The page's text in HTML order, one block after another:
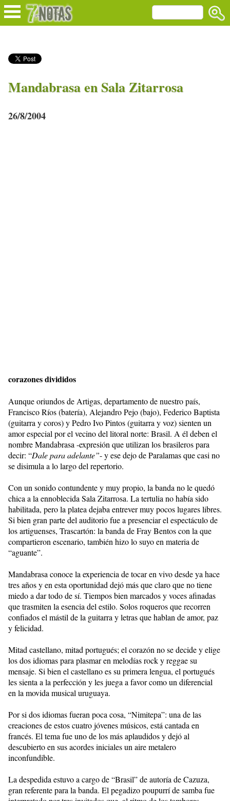
Mandabrasa en Sala Zitarrosa
26/8/2004
corazones divididos
Aunque oriundos de Artigas, departamento de nuestro país,
Francisco Ríos (batería), Alejandro Pejo (bajo), Federico Baptista
(guitarra y coros) y Pedro Ivo Pintos (guitarra y voz) sienten un
amor especial por el vecino del litoral norte: Brasil. A él deben el
nombre Mandabrasa -expresión que utilizan los brasileros para
decir: “Dale para adelante”- y ese dejo de Paralamas que casi no
se disimula a lo largo del repertorio.
Con un sonido contundente y muy propio, la banda no le quedó
chica a la ennoblecida Sala Zitarrosa. La tertulia no había sido
habilitada, pero la platea dejaba entrever muy pocos lugares libres.
Si bien gran parte del auditorio fue a presenciar el espectáculo de
los artiguenses, Trascartón: la banda de Fray Bentos con la que
compartieron escenario, también hizo lo suyo en materia de
“aguante”.
Mandabrasa conoce la experiencia de tocar en vivo desde ya hace
tres años y en esta oportunidad dejó más que claro que no tiene
miedo a dar todo de sí. Tiempos bien marcados y voces afinadas
que trasmiten la esencia del estilo. Solos roqueros que recorren
confiados el mástil de la guitarra y letras que hablan de amor, paz
y felicidad.
Mitad castellano, mitad portugués; el corazón no se decide y elige
los dos idiomas para plasmar en melodías rock y reggae su
mensaje. Si bien el castellano es su primera lengua, el portugués
les sienta a la perfección y les juega a favor como un diferencial
en la movida musical uruguaya.
Por si dos idiomas fueran poca cosa, “Nimitepa”: una de las
creaciones de estos cuatro jóvenes músicos, está cantada en
francés. El tema fue uno de los más aplaudidos y dejó al
descubierto en sus acordes iniciales un aire metalero
inconfundible.
La despedida estuvo a cargo de “Brasil” de autoría de Cazuza,
gran referente para la banda. El pegadizo poupurrí de samba fue